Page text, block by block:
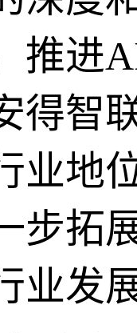
推进
得智
业地
步拓
业发